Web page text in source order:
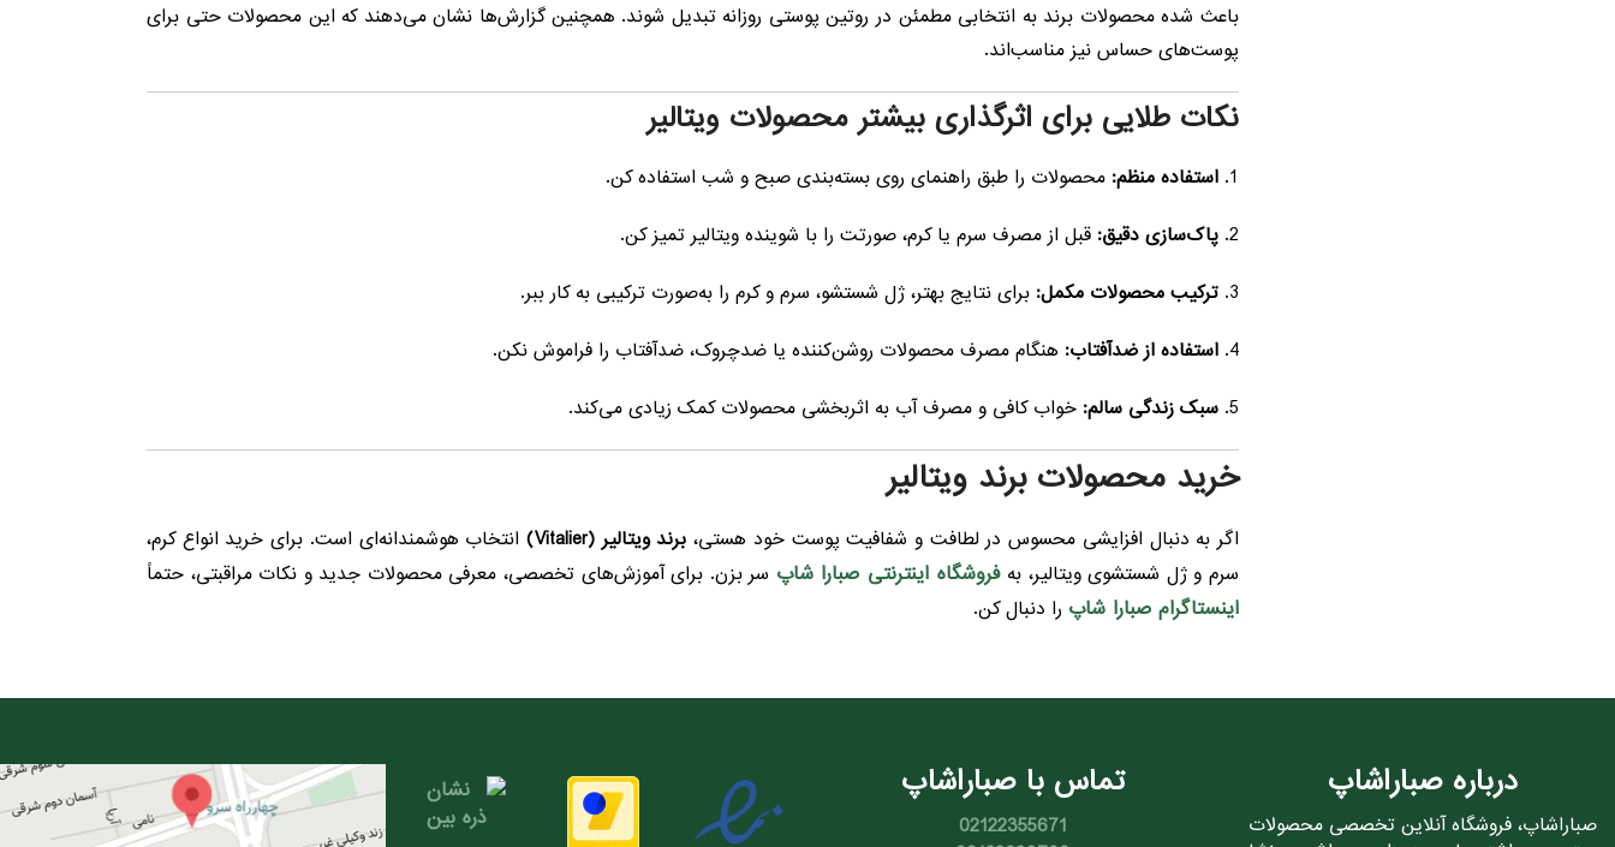
باعث شده محصولات برند به انتخابی مطمئن در روتین پوستی روزانه تبدیل شوند. همچنین گزارش‌ها نشان می‌دهند که این محصولات حتی برای
پوست‌های حساس نیز مناسب‌اند.
نکات طلایی برای اثرگذاری بیشتر محصولات ویتالیر
استفاده منظم: محصولات را طبق راهنمای روی بسته‌بندی صبح و شب استفاده کن.
پاک‌سازی دقیق: قبل از مصرف سرم یا کرم، صورتت را با شوینده ویتالیر تمیز کن.
ترکیب محصولات مکمل: برای نتایج بهتر، ژل شستشو، سرم و کرم را به‌صورت ترکیبی به کار ببر.
استفاده از ضدآفتاب: هنگام مصرف محصولات روشن‌کننده یا ضدچروک، ضدآفتاب را فراموش نکن.
سبک زندگی سالم: خواب کافی و مصرف آب به اثربخشی محصولات کمک زیادی می‌کند.
خرید محصولات برند ویتالیر
اگر به دنبال افزایشی محسوس در لطافت و شفافیت پوست خود هستی، برند ویتالیر (Vitalier)
انتخاب هوشمندانه‌ای است. برای خرید انواع کرم،
سرم و ژل شستشوی ویتالیر، بهفروشگاه اینترنتی صبارا شاپ سر بزن. برای آموزش‌های تخصصی، معرفی محصولات جدید و نکات مراقبتی، حتماً
اینستاگرام صبارا شاپ را دنبال کن.
درباره صباراشاپ
صباراشاپ، فروشگاه آنلاین تخصصی محصولات
تماس با صباراشاپ
02122355671